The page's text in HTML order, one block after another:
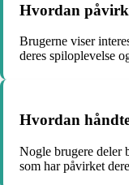
Hvordan
Brugerne viser
deres spiloplevelse
Hvordan
Nogle brugere deler
som har påvirket